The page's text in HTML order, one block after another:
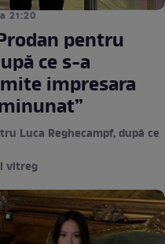
21:20
pentru
ce s-a
impresara
Luca Reghecampf, după ce
vitreg